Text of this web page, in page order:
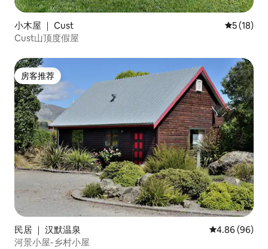
小木屋 ｜ Cust 平均评分
5 (18)
Cust山顶度假屋
房客推荐
房客推荐
民居 ｜ 汉默温泉 平均评分 4.86
4.86 (96)
河景小屋-乡村小屋